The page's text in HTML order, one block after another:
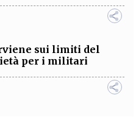
sui limiti del
per i militari